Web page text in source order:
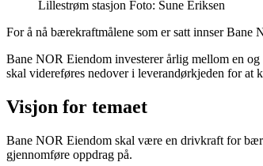
Lillestrøm stasjon Foto: Sune Eriksen
For å nå bærekraftmålene som er satt innser Bane
Bane NOR Eiendom investerer årlig mellom en
skal videreføres nedover i leverandørkjeden for at
Visjon for temaet
Bane NOR Eiendom skal være en drivkraft for
gjennomføre oppdrag på.